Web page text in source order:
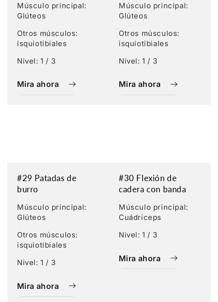
Músculo principal:
Glúteos
Otros músculos:
isquiotibiales
Nivel: 1 / 3
Mira ahora
Músculo principal:
Glúteos
Otros músculos:
isquiotibiales
Nivel: 1 / 3
Mira ahora
#29 Patadas de
burro
Músculo principal:
Glúteos
Otros músculos:
isquiotibiales
Nivel: 1 / 3
Mira ahora
#30 Flexión de
cadera con banda
Músculo principal:
Cuádriceps
Nivel: 1 / 3
Mira ahora